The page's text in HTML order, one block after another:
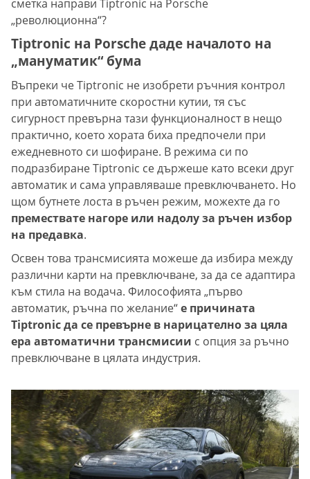
сметка направи Tiptronic на Porsche
„революционна“?
Tiptronic на Porsche даде началото на
„мануматик“ бума
Въпреки че Tiptronic не изобрети ръчния контрол
при автоматичните скоростни кутии, тя със
сигурност превърна тази функционалност в нещо
практично, което хората биха предпочели при
ежедневното си шофиране. В режима си по
подразбиране Tiptronic се държеше като всеки друг
автоматик и сама управляваше превключването. Но
щом бутнете лоста в ръчен режим, можехте да го
премествате нагоре или надолу за ръчен избор
на предавка.
Освен това трансмисията можеше да избира между
различни карти на превключване, за да се адаптира
към стила на водача. Философията „първо
автоматик, ръчна по желание“е причината
Tiptronic да се превърне в нарицателно за цяла
ера автоматични трансмисии с опция за ръчно
превключване в цялата индустрия.